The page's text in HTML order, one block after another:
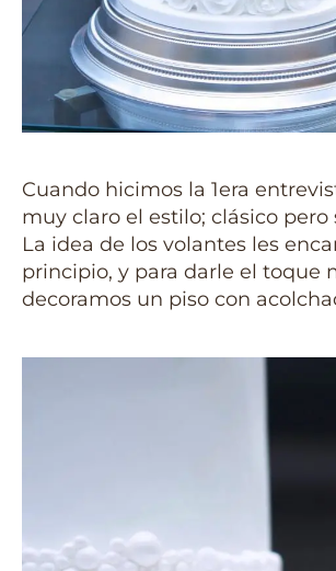
Cuando hicimos la 1era
muy claro el estilo; clásico pero
La idea de los volantes les
principio, y para darle el toque
decoramos un piso con